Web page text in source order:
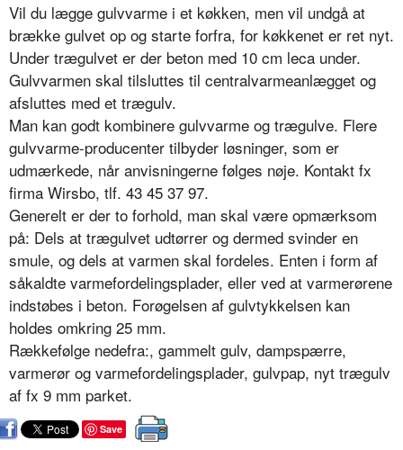
Vil du lægge gulvvarme i et køkken, men vil undgå at
brække gulvet op og starte forfra, for køkkenet er ret nyt.
Under trægulvet er der beton med 10 cm leca under.
Gulvvarmen skal tilsluttes til centralvarmeanlægget og
afsluttes med et trægulv.
Man kan godt kombinere gulvvarme og trægulve. Flere
gulvvarme-producenter tilbyder løsninger, som er
udmærkede, når anvisningerne følges nøje. Kontakt fx
firma Wirsbo, tlf. 43 45 37 97.
Generelt er der to forhold, man skal være opmærksom
på: Dels at trægulvet udtørrer og dermed svinder en
smule, og dels at varmen skal fordeles. Enten i form af
såkaldte varmefordelingsplader, eller ved at varmerørene
indstøbes i beton. Forøgelsen af gulvtykkelsen kan
holdes omkring 25 mm.
Rækkefølge nedefra:, gammelt gulv, dampspærre,
varmerør og varmefordelingsplader, gulvpap, nyt trægulv
af fx 9 mm parket.
Save